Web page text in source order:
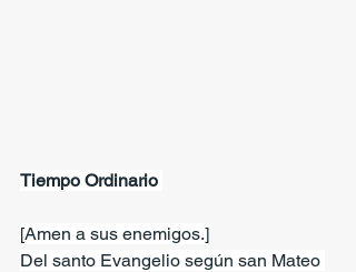
Tiempo Ordinario
[Amen a sus enemigos.]
Del santo Evangelio según san Mateo